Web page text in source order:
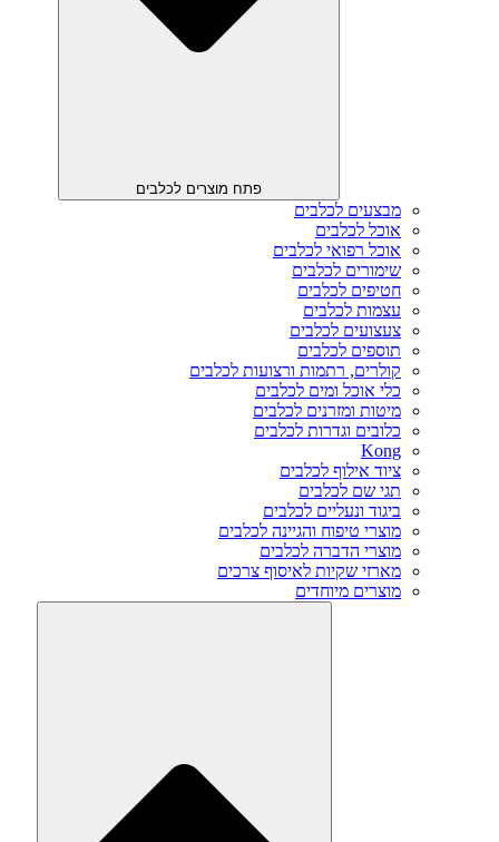
פתח מוצרים לכלבים
מבצעים לכלבים
אוכל לכלבים
אוכל רפואי לכלבים
שימורים לכלבים
חטיפים לכלבים
עצמות לכלבים
צעצועים לכלבים
תוספים לכלבים
קולרים, רתמות ורצועות לכלבים
כלי אוכל ומים לכלבים
מיטות ומזרנים לכלבים
כלובים וגדרות לכלבים
Kong
ציוד אילוף לכלבים
תגי שם לכלבים
ביגוד ונעליים לכלבים
מוצרי טיפוח והגיינה לכלבים
מוצרי הדברה לכלבים
מארזי שקיות לאיסוף צרכים
מוצרים מיוחדים